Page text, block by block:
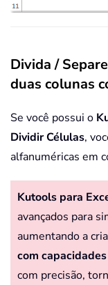
Divida /
duas colunas
Se você possui o
Dividir Células,
alfanuméricas em
Kutools para
avançados para
aumentando a
com
com precisão,